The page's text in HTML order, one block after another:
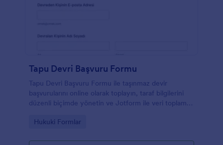
Tapu Devri Başvuru Formu
Tapu Devri Başvuru Formu ile taşınmaz devir
başvurularını online olarak toplayın, taraf bilgilerini
düzenli biçimde yönetin ve Jotform ile veri toplama
Go to Category:
Hukuki Formlar